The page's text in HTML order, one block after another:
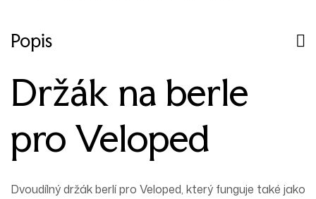
Popis
Držák na berle
pro Veloped
Dvoudílný držák berlí pro Veloped, který funguje také jako